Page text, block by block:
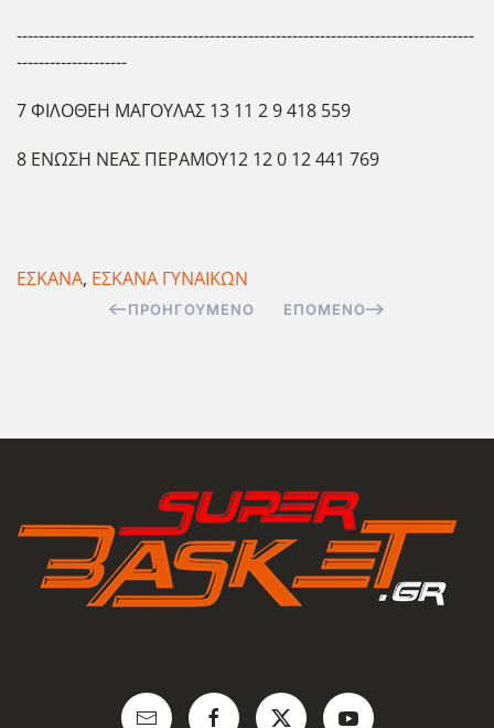
-----------------------------------------------------------------------------------
--------------------
7 ΦΙΛΟΘΕΗ ΜΑΓΟΥΛΑΣ 13 11 2 9 418 559
8 ΕΝΩΣΗ ΝΕΑΣ ΠΕΡΑΜΟΥ12 12 0 12 441 769
ΕΣΚΑΝΑ, ΕΣΚΑΝΑ ΓΥΝΑΙΚΩΝ
ΠΡΟΗΓΟΎΜΕΝΟ ΕΠΌΜΕΝΟ